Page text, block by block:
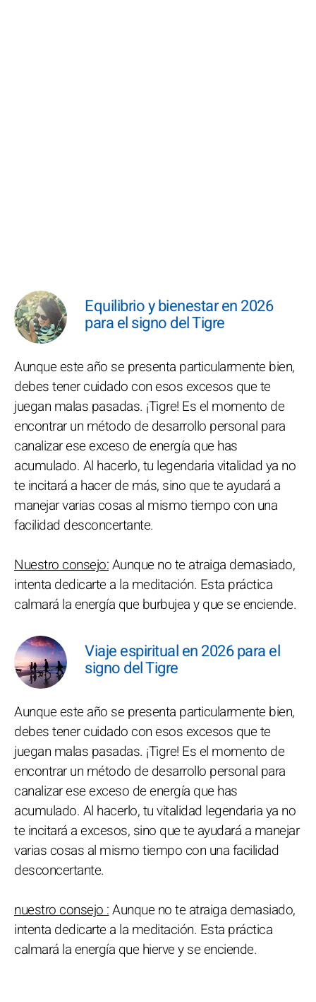
Equilibrio y bienestar en 2026
para el signo del Tigre
Aunque este año se presenta particularmente bien,
debes tener cuidado con esos excesos que te
juegan malas pasadas. ¡Tigre! Es el momento de
encontrar un método de desarrollo personal para
canalizar ese exceso de energía que has
acumulado. Al hacerlo, tu legendaria vitalidad ya no
te incitará a hacer de más, sino que te ayudará a
manejar varias cosas al mismo tiempo con una
facilidad desconcertante.
Nuestro consejo:Aunque no te atraiga demasiado,
intenta dedicarte a la meditación. Esta práctica
calmará la energía que burbujea y que se enciende.
Viaje espiritual en 2026 para el
signo del Tigre
Aunque este año se presenta particularmente bien,
debes tener cuidado con esos excesos que te
juegan malas pasadas. ¡Tigre! Es el momento de
encontrar un método de desarrollo personal para
canalizar ese exceso de energía que has
acumulado. Al hacerlo, tu vitalidad legendaria ya no
te incitará a excesos, sino que te ayudará a manejar
varias cosas al mismo tiempo con una facilidad
desconcertante.
nuestro consejo :Aunque no te atraiga demasiado,
intenta dedicarte a la meditación. Esta práctica
calmará la energía que hierve y se enciende.